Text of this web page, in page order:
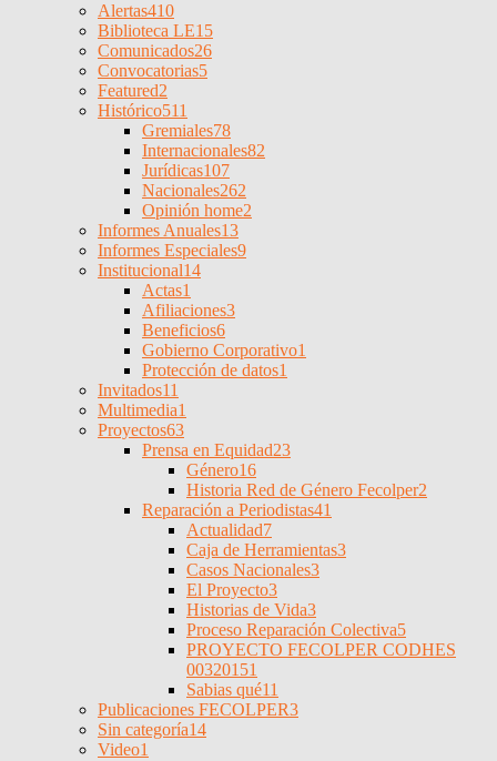
Alertas410
Biblioteca LE15
Comunicados26
Convocatorias5
Featured2
Histórico511
Gremiales78
Internacionales82
Jurídicas107
Nacionales262
Opinión home2
Informes Anuales13
Informes Especiales9
Institucional14
Actas1
Afiliaciones3
Beneficios6
Gobierno Corporativo1
Protección de datos1
Invitados11
Multimedia1
Proyectos63
Prensa en Equidad23
Género16
Historia Red de Género Fecolper2
Reparación a Periodistas41
Actualidad7
Caja de Herramientas3
Casos Nacionales3
El Proyecto3
Historias de Vida3
Proceso Reparación Colectiva5
PROYECTO FECOLPER CODHES
00320151
Sabias qué11
Publicaciones FECOLPER3
Sin categoría14
Video1